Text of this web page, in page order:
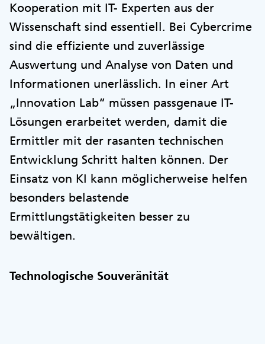
Kooperation mit IT- Experten aus der
Wissenschaft sind essentiell. Bei Cybercrime
sind die effiziente und zuverlässige
Auswertung und Analyse von Daten und
Informationen unerlässlich. In einer Art
„Innovation Lab“ müssen passgenaue IT-
Lösungen erarbeitet werden, damit die
Ermittler mit der rasanten technischen
Entwicklung Schritt halten können. Der
Einsatz von KI kann möglicherweise helfen
besonders belastende
Ermittlungstätigkeiten besser zu
bewältigen.
Technologische Souveränität